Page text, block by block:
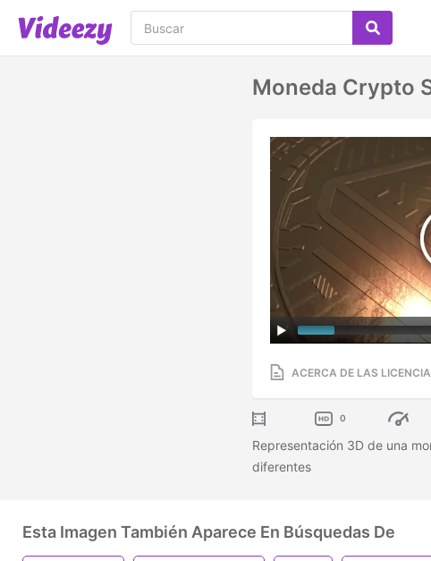
Moneda Crypto
ACERCA DE LAS
0
Representación 3D de una
diferentes
Esta Imagen También Aparece En Búsquedas De